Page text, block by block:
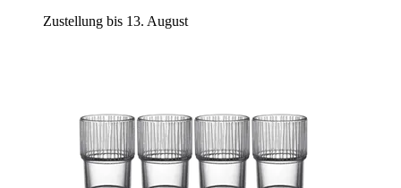
Zustellung bis 13. August